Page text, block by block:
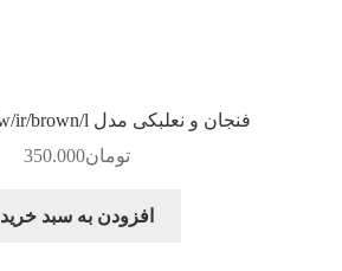
فنجان و نعلبکی مدل 1c19400500w/ir/brown/l
تومان350.000
افزودن به سبد خرید